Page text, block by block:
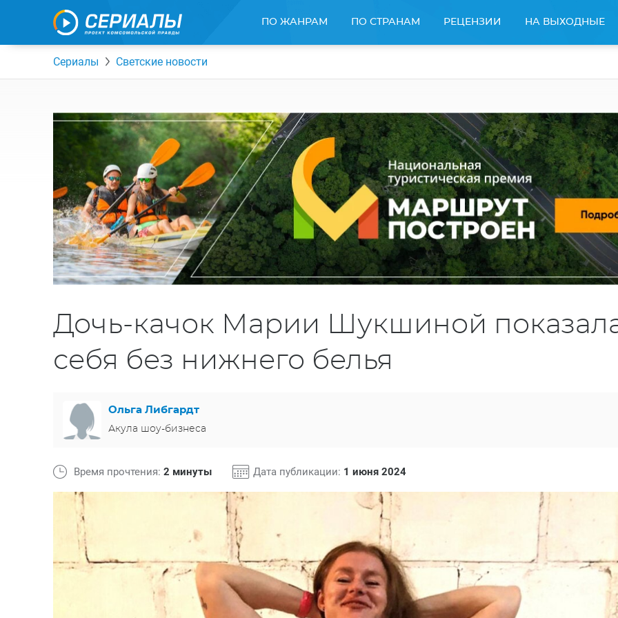
ПО ЖАНРАМ ПО СТРАНАМ РЕЦЕНЗИИ НА ВЫХОДНЫЕ
Сериалы Светские новости
Дочь-качок Марии Шукшиной
себя без нижнего белья
Ольга Либгардт
Акула шоу-бизнеса
Время прочтения: 2 минуты Дата публикации: 1 июня 2024